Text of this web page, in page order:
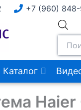
+7 (960)
Каталог